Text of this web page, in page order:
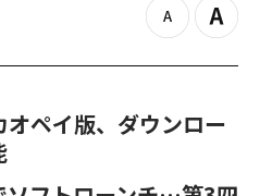
z
o
u
Z
o
n
ペイ版、ダウンロー